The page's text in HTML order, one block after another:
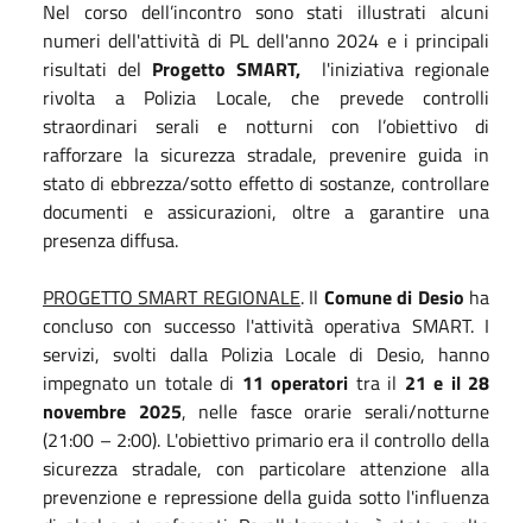
Nel corso dell’incontro sono stati illustrati alcuni
numeri dell'attività di PL dell'anno 2024 e i principali
risultati del Progetto SMART, l'iniziativa regionale
rivolta a Polizia Locale, che prevede controlli
straordinari serali e notturni con l’obiettivo di
rafforzare la sicurezza stradale, prevenire guida in
stato di ebbrezza/sotto effetto di sostanze, controllare
documenti e assicurazioni, oltre a garantire una
presenza diffusa.
PROGETTO SMART REGIONALE. Il Comune di Desio ha
concluso con successo l'attività operativa SMART. I
servizi, svolti dalla Polizia Locale di Desio, hanno
impegnato un totale di 11 operatori tra il 21 e il 28
novembre 2025, nelle fasce orarie serali/notturne
(21:00 – 2:00). L'obiettivo primario era il controllo della
sicurezza stradale, con particolare attenzione alla
prevenzione e repressione della guida sotto l'influenza